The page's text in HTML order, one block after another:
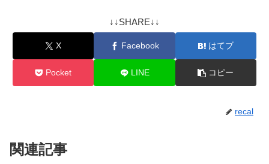
↓↓SHARE↓↓
X Facebook はてブ
Pocket LINE コピー
recal
関連記事